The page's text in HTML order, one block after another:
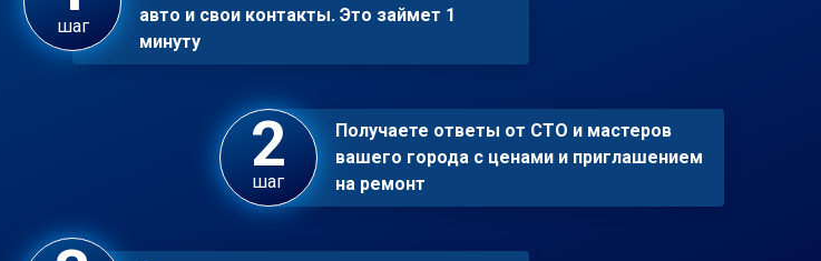
шаг
авто и свои контакты. Это займет 1
минуту
шаг
Получаете ответы от СТО и мастеров
вашего города с ценами и приглашением
на ремонт